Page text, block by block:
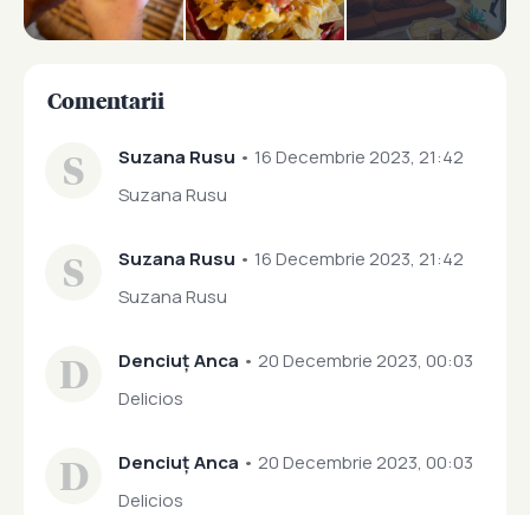
Comentarii
S Suzana Rusu • 16 Decembrie 2023, 21:42
Suzana Rusu
S Suzana Rusu • 16 Decembrie 2023, 21:42
Suzana Rusu
D Denciuț Anca • 20 Decembrie 2023, 00:03
Delicios
D Denciuț Anca • 20 Decembrie 2023, 00:03
Delicios